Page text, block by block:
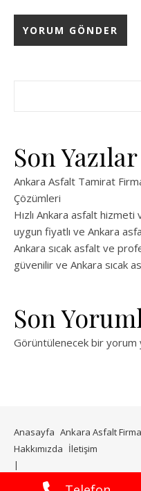
Son Yazılar
Ankara Asfalt Tamirat
Çözümleri
Hızlı Ankara asfalt hizmeti
uygun fiyatlı ve Ankara
Ankara sıcak asfalt ve
güvenilir ve Ankara sıcak
Son
Görüntülenecek bir yorum
Anasayfa Ankara Asfalt
Hakkımızda İletişim